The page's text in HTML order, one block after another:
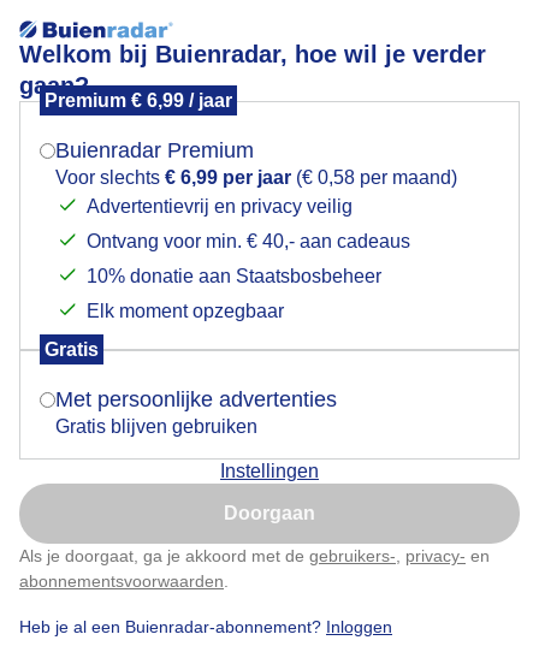
Welkom bij Buienradar, hoe wil je verder
gaan?
Premium € 6,99 / jaar
Buienradar Premium
Voor slechts € 6,99 per jaar (€ 0,58 per maand)
Advertentievrij en privacy veilig
Ontvang voor min. € 40,- aan cadeaus
10% donatie aan Staatsbosbeheer
Elk moment opzegbaar
Gratis
Met persoonlijke advertenties
Gratis blijven gebruiken
Instellingen
Doorgaan
Als je doorgaat, ga je akkoord met de gebruikers- privacy- en
abonnementsvoorwaarden
Heb je al een Buienradar-abonnement? Inloggen
Grutto op een paal
Grutto Grutto op een paal Bloemetjes Lente Natuur
Mogen we je locatie gebruiken voor het
Indien je hier nog geen akkoord op hebt gegeven,
verschijnt er zo een pop-up uit je browser waarin
Is goed, toon de popup
Nu niet, misschien later
Klik hierom dit aan te passen